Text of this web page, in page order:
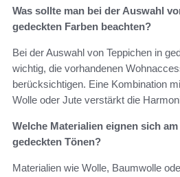
Was sollte man bei der Auswahl
gedeckten Farben beachten?
Bei der Auswahl von Teppichen in
wichtig, die vorhandenen
berücksichtigen. Eine Kombination
Wolle oder Jute verstärkt die
Welche Materialien eignen sich
gedeckten Tönen?
Materialien wie Wolle, Baumwolle